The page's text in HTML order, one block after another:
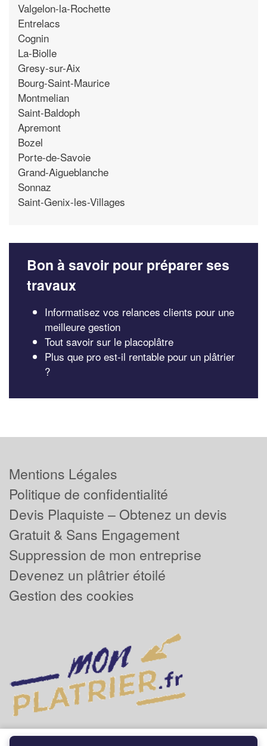
Valgelon-la-Rochette
Entrelacs
Cognin
La-Biolle
Gresy-sur-Aix
Bourg-Saint-Maurice
Montmelian
Saint-Baldoph
Apremont
Bozel
Porte-de-Savoie
Grand-Aigueblanche
Sonnaz
Saint-Genix-les-Villages
Bon à savoir pour préparer ses
travaux
Informatisez vos relances clients pour une
meilleure gestion
Tout savoir sur le placoplâtre
Plus que pro est-il rentable pour un plâtrier
?
Mentions Légales
Politique de confidentialité
Devis Plaquiste – Obtenez un devis
Gratuit & Sans Engagement
Suppression de mon entreprise
Devenez un plâtrier étoilé
Gestion des cookies